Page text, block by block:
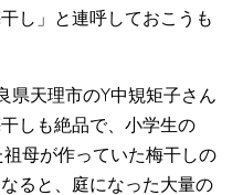
し」と連呼しておこうも
天理市のY中䂓矩子さん
しも絶品で、小学生の
母が作っていた梅干しの
ると、庭になった大量の